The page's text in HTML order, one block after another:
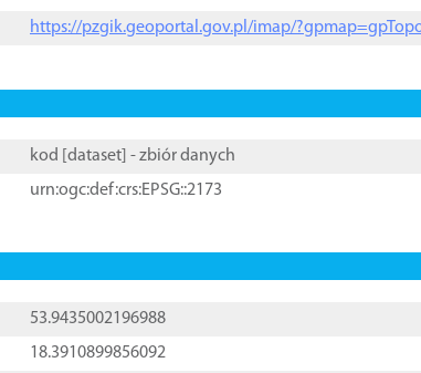
https://pzgik.geoportal.gov.pl/imap/
kod [ dataset ] - zbiór danych
urn:ogc:def:crs:EPSG::2173
53.9435002196988
18.3910899856092